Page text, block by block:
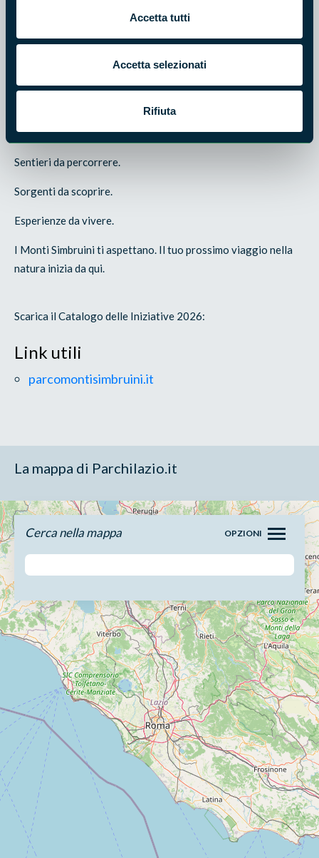
Accetta tutti
Accetta selezionati
Rifiuta
necessario compilare il PDF modulo di adesione,
sottoscrivere la liberatoria e allegare una copia di un
documento d'identità.
Natura da esplorare.
Sentieri da percorrere.
Sorgenti da scoprire.
Esperienze da vivere.
I Monti Simbruini ti aspettano. Il tuo prossimo viaggio nella
natura inizia da qui.
Scarica il Catalogo delle Iniziative 2026:
Link utili
parcomontisimbruini.it
La mappa di Parchilazio.it
Cerca nella mappa OPZIONI